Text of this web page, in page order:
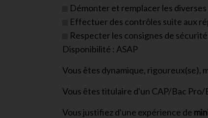
Démonter et remplacer les
Effectuer des contrôles suite aux
Respecter les consignes de
Disponibilité : ASAP
Vous êtes dynamique, rigoureux(se),
Vous êtes titulaire d'un CAP/Bac
Vous justifiez d'une expérience de